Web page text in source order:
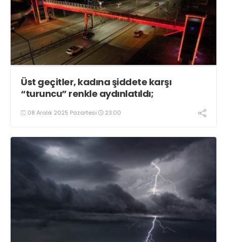
Üst geçitler, kadına şiddete karşı
“turuncu” renkle aydınlatıldı;
08 Aralık 2025 Pazartesi 23:00